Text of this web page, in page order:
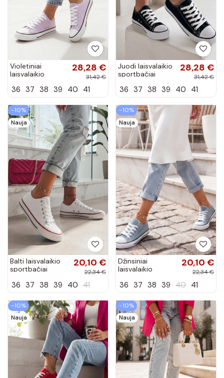
Violetiniai
laisvalaikio
Manon
28,28 €
31,42 €
36 37 38 39 40 41
Juodi laisvalaikio
sportbačiai
28,28 €
31,42 €
36 37 38 39 40 41
−10%
Nauja
Balti laisvalaikio
sportbačiai
20,10 €
22,34 €
36 37 38 39 40 41
−10%
Nauja
Džinsiniai
laisvalaikio
Manon
20,10 €
22,34 €
36 37 38 39 40 41
−10%
Nauja
−10%
Nauja